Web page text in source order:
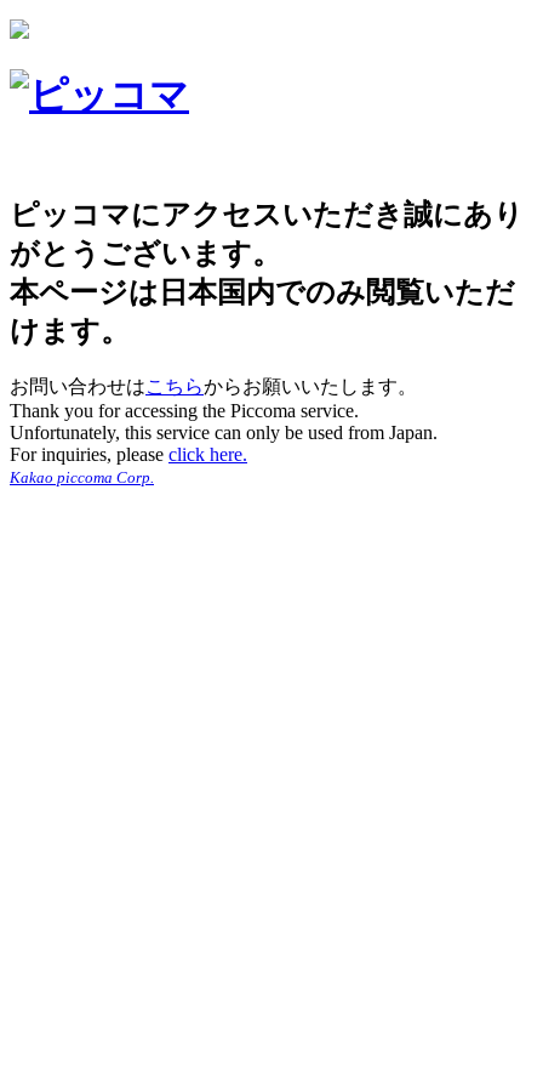
ピッコマにアクセスいただき誠にあり
がとうございます。
本ページは日本国内でのみ閲覧いただ
けます。
お問い合わせはこちらからお願いいたします。
Thank you for accessing the Piccoma service.
Unfortunately, this service can only be used from Japan.
For inquiries, please click here.
Kakao piccoma Corp.